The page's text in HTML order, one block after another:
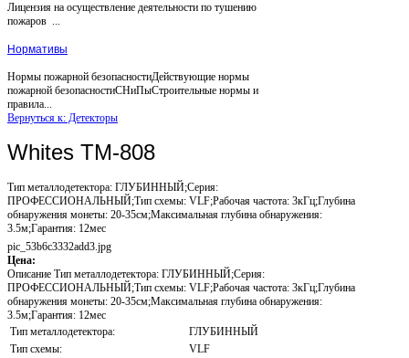
Лицензия на осуществление деятельности по тушению
пожаров ...
Нормативы
Нормы пожарной безопасностиДействующие нормы
пожарной безопасностиСНиПыСтроительные нормы и
правила...
Вернуться к: Детекторы
Whites TM-808
Тип металлодетектора: ГЛУБИННЫЙ;Серия:
ПРОФЕССИОНАЛЬНЫЙ;Тип схемы: VLF;Рабочая частота: 3кГц;Глубина
обнаружения монеты: 20-35см;Максимальная глубина обнаружения:
3.5м;Гарантия: 12мес
pic_53b6c3332add3.jpg
Цена:
Описание Тип металлодетектора: ГЛУБИННЫЙ;Серия:
ПРОФЕССИОНАЛЬНЫЙ;Тип схемы: VLF;Рабочая частота: 3кГц;Глубина
обнаружения монеты: 20-35см;Максимальная глубина обнаружения:
3.5м;Гарантия: 12мес
Тип металлодетектора:
ГЛУБИННЫЙ
Тип схемы:
VLF